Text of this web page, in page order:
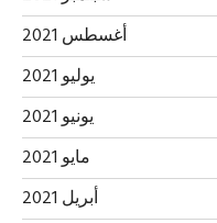
أغسطس 2021
يوليو 2021
يونيو 2021
مايو 2021
أبريل 2021